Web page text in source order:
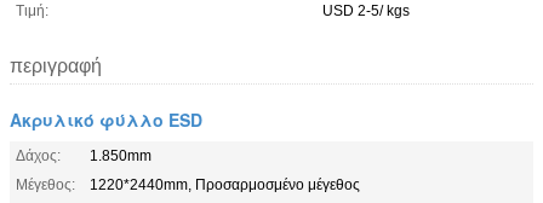
Τιμή:
USD 2-5/ kgs
περιγραφή
Ακρυλικό φύλλο ESD
Δάχος:
1.850mm
Μέγεθος:
1220*2440mm, Προσαρμοσμένο μέγεθος